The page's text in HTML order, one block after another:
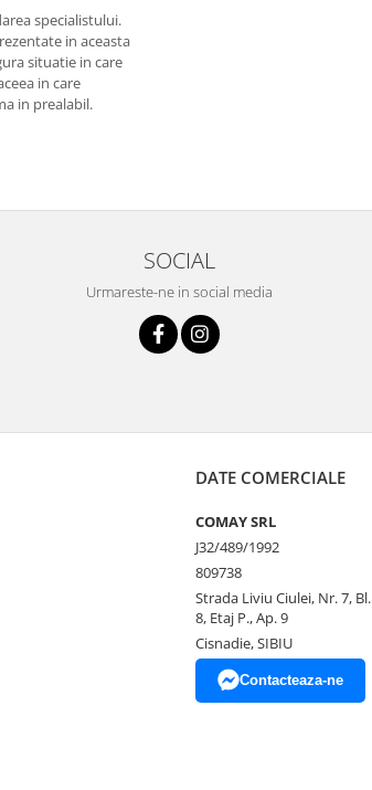
specialistului.
in aceasta
situatie in care
in care
in prealabil.
SOCIAL
Urmareste-ne in social media
DATE COMERCIALE
COMAY SRL
J32/489/1992
809738
Strada Liviu Ciulei, Nr. 7, Bl.
8, Etaj P., Ap. 9
Cisnadie, SIBIU
Contacteaza-ne